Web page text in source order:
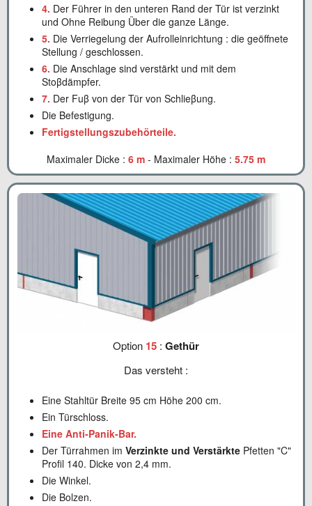
4. Der Führer in den unteren Rand der Tür ist verzinkt
und Ohne Reibung Über die ganze Länge.
5. Die Verriegelung der Aufrolleinrichtung : die geöffnete
Stellung / geschlossen.
6. Die Anschlage sind verstärkt und mit dem
Stoβdämpfer.
7. Der Fuβ von der Tür von Schlieβung.
Die Befestigung.
Fertigstellungszubehörteile.
Maximaler Dicke : 6 m - Maximaler Höhe : 5.75 m
Option 15 : Gethür
Das versteht :
Eine Stahltür Breite 95 cm Höhe 200 cm.
Ein Türschloss.
Eine Anti-Panik-Bar.
Der Türrahmen im Verzinkte und Verstärkte Pfetten "C"
Profil 140. Dicke von 2,4 mm.
Die Winkel.
Die Bolzen.